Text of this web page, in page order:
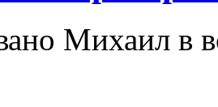
Михаил в